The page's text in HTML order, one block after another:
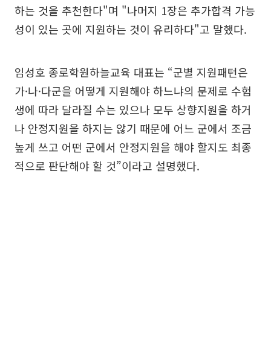
하는 것을 추천한다"며 "나머지 1장은 추가합격 가능
성이 있는 곳에 지원하는 것이 유리하다"고 말했다.
임성호 종로학원하늘교육 대표는 “군별 지원패턴은
가·나·다군을 어떻게 지원해야 하느냐의 문제로 수험
생에 따라 달라질 수는 있으나 모두 상향지원을 하거
나 안정지원을 하지는 않기 때문에 어느 군에서 조금
높게 쓰고 어떤 군에서 안정지원을 해야 할지도 최종
적으로 판단해야 할 것”이라고 설명했다.